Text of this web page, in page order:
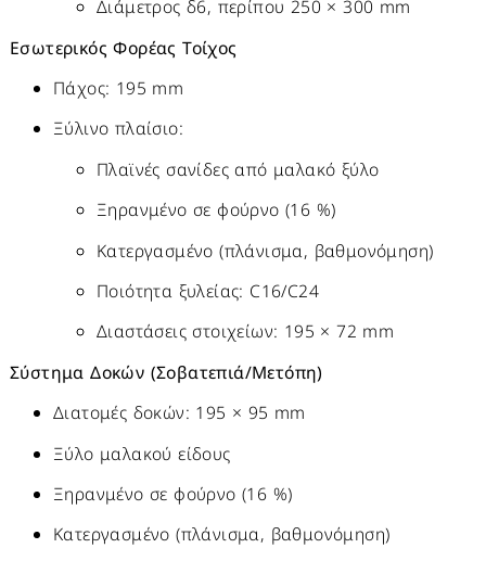
Διάμετρος δ6, περίπου 250 × 300 mm
Εσωτερικός Φορέας Τοίχος
Πάχος: 195 mm
Ξύλινο πλαίσιο:
Πλαϊνές σανίδες από μαλακό ξύλο
Ξηρανμένο σε φούρνο (16 %)
Κατεργασμένο (πλάνισμα, βαθμονόμηση)
Ποιότητα ξυλείας: C16/C24
Διαστάσεις στοιχείων: 195 × 72 mm
Σύστημα Δοκών (Σοβατεπιά/Μετόπη)
Διατομές δοκών: 195 × 95 mm
Ξύλο μαλακού είδους
Ξηρανμένο σε φούρνο (16 %)
Κατεργασμένο (πλάνισμα, βαθμονόμηση)